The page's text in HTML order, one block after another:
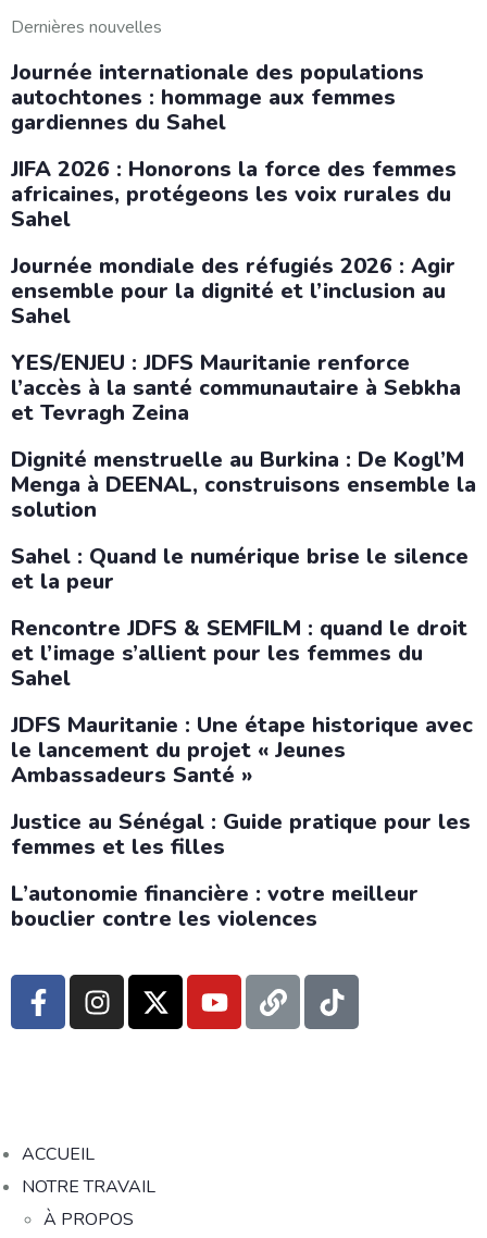
Dernières nouvelles
Journée internationale des populations
autochtones : hommage aux femmes
gardiennes du Sahel
JIFA 2026 : Honorons la force des femmes
africaines, protégeons les voix rurales du
Sahel
Journée mondiale des réfugiés 2026 : Agir
ensemble pour la dignité et l’inclusion au
Sahel
YES/ENJEU : JDFS Mauritanie renforce
l’accès à la santé communautaire à Sebkha
et Tevragh Zeina
Dignité menstruelle au Burkina : De Kogl’M
Menga à DEENAL, construisons ensemble la
solution
Sahel : Quand le numérique brise le silence
et la peur
Rencontre JDFS & SEMFILM : quand le droit
et l’image s’allient pour les femmes du
Sahel
JDFS Mauritanie : Une étape historique avec
le lancement du projet « Jeunes
Ambassadeurs Santé »
Justice au Sénégal : Guide pratique pour les
femmes et les filles
L’autonomie financière : votre meilleur
bouclier contre les violences
ACCUEIL
NOTRE TRAVAIL
À PROPOS